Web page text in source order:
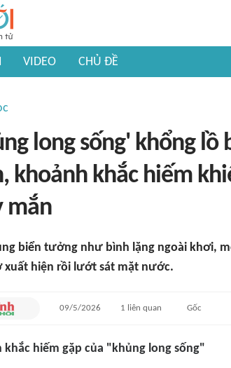
VIDEO CHỦ ĐỀ
long sống' khổng
khoảnh khắc hiếm
mắn
biển tưởng như bình lặng ngoài khơi,
xuất hiện rồi lướt sát mặt nước.
09/5/2026 1 liên quan Gốc
khắc hiếm gặp của "khủng long sống"